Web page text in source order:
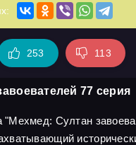
253 113
77 серия
Султан